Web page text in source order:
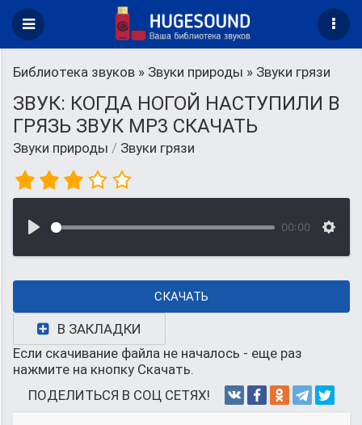
Библиотека звуков » Звуки природы » Звуки грязи
ЗВУК: КОГДА НОГОЙ НАСТУПИЛИ В
ГРЯЗЬ ЗВУК MP3 СКАЧАТЬ
Звуки природы / Звуки грязи
00:00
СКАЧАТЬ
В ЗАКЛАДКИ
Если скачивание файла не началось - еще раз
нажмите на кнопку Скачать.
ПОДЕЛИТЬСЯ В СОЦ СЕТЯХ!